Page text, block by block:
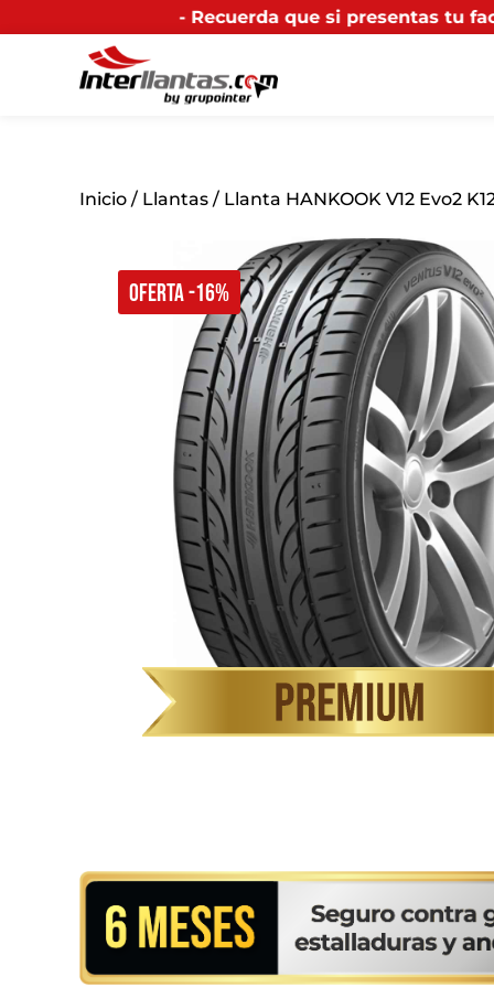
que si presentas tu factura (física o
OFERTA -16%
Inicio / Llantas / Llanta HANKOOK V12 Evo2